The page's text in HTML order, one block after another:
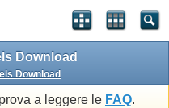
Download
Download
a leggere le FAQ.